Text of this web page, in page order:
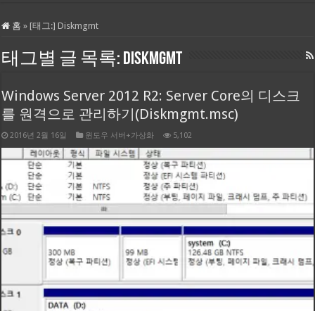
홈 » [태그:]Diskmgmt
태그별 글 목록: Diskmgmt
Windows Server 2012 R2: Server Core의 디스크
를 원격으로 관리하기(Diskmgmt.msc)
2016년 2월 16일 윈도우 서버+가상화 5,102